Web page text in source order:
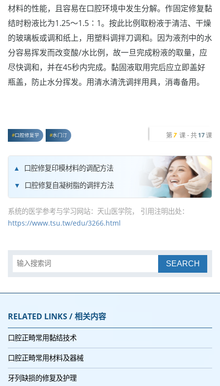
材料的性能，且容易在口腔环境中发生分解。作固定修复黏
结时粉液比为1.25～1.5∶1。按此比例取粉液于清洁、干燥
的玻璃板或调和纸上，用塑料调拌刀调和。因为液剂中的水
分容易挥发而改变酸/水比例，故一旦完成粉液的取量，应
尽快调和，并在45秒内完成。黏固液取用完后应立即盖好
瓶盖，防止水分挥发。用清水清洗调拌用具，消毒备用。
口腔修复学 水门汀 第 7 课 - 共 17课
口腔修复印模材料的调配方法
口腔修复自凝树脂的调拌方法
系统的医学参考与学习网站：天山医学院， 引用注明出处：
https://www.tsu.tw/edu/3266.html
SEARCH
RELATED LINKS / 相关内容
口腔正畸常用黏结技术
口腔正畸常用材料及器械
牙列缺损的修复及护理